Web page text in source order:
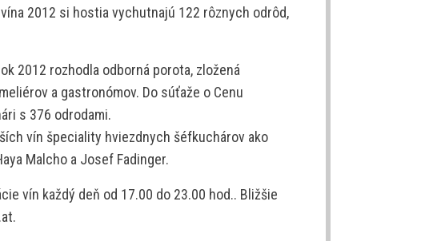
2012 si hostia vychutnajú 122 rôznych odrôd,
2012 rozhodla odborná porota, zložená
a gastronómov. Do súťaže o Cenu
s 376 odrodami.
vín špeciality hviezdnych šéfkuchárov ako
Malcho a Josef Fadinger.
vín každý deň od 17.00 do 23.00 hod.. Bližšie